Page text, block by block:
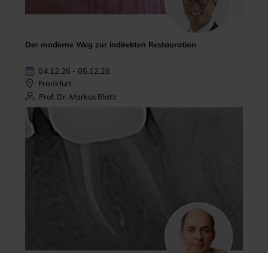
Der moderne Weg zur indirekten Restauration
04.12.26 - 05.12.26
Frankfurt
Prof. Dr. Markus Blatz